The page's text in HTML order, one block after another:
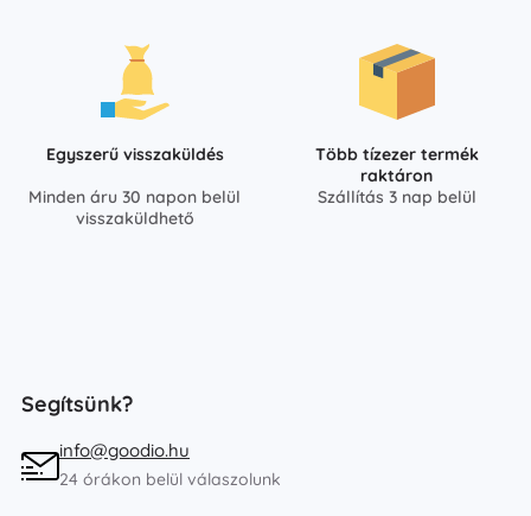
Egyszerű visszaküldés
Minden áru 30 napon belül
visszaküldhető
Több tízezer termék
raktáron
Szállítás 3 nap belül
Segítsünk?
info@goodio.hu
24 órákon belül válaszolunk